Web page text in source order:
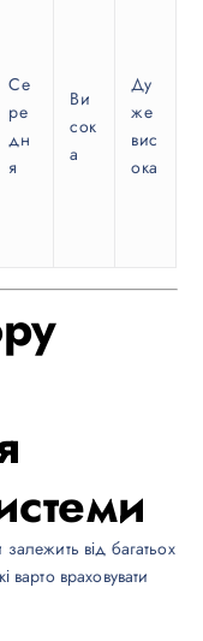
Се
ре
дн
я
Ви
сок
а
Ду
же
вис
ока
від багатьох
варто враховувати